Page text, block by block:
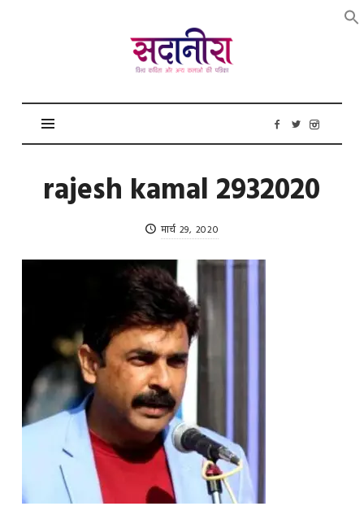
सदानीरा
rajesh kamal 2932020
मार्च 29, 2020